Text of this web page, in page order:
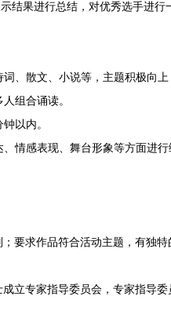
结果进行总结，对优秀选手进行
、散文、小说等，主题积极向上
组合诵读。
钟以内。
情感表现、舞台形象等方面进行
要求作品符合活动主题，有独
立专家指导委员会，专家指导委